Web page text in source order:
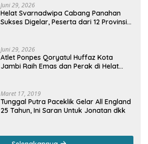
Juni 29, 2026
Helat Svarnadwipa Cabang Panahan
Sukses Digelar, Peserta dari 12 Provinsi
Juni 29, 2026
Atlet Ponpes Qoryatul Huffaz Kota
Jambi Raih Emas dan Perak di Helat
Maret 17, 2019
Tunggal Putra Paceklik Gelar All England
25 Tahun, Ini Saran Untuk Jonatan dkk